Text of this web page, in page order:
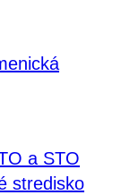
a STO
stredisko